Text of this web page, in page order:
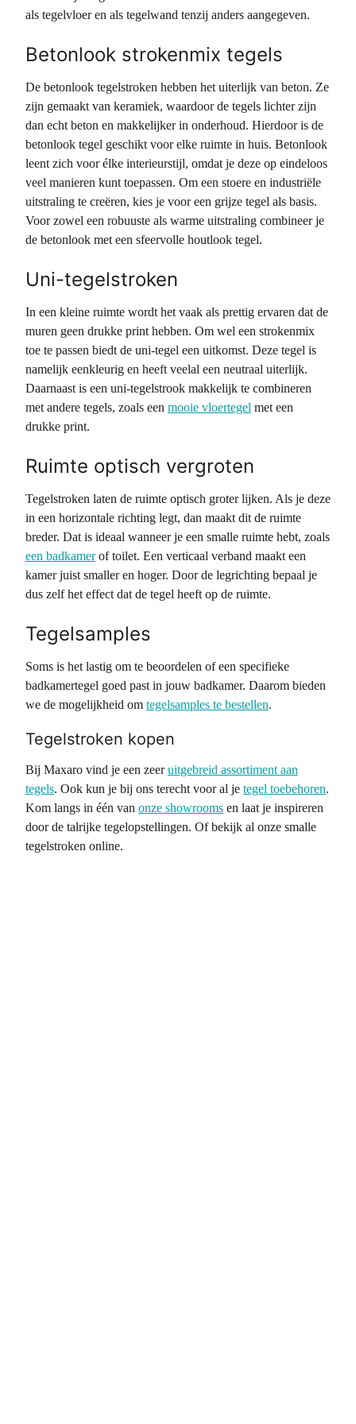
als tegelvloer en als tegelwand tenzij anders aangegeven.
Betonlook strokenmix tegels
De betonlook tegelstroken hebben het uiterlijk van beton. Ze
zijn gemaakt van keramiek, waardoor de tegels lichter zijn
dan echt beton en makkelijker in onderhoud. Hierdoor is de
betonlook tegel geschikt voor elke ruimte in huis. Betonlook
leent zich voor élke interieurstijl, omdat je deze op eindeloos
veel manieren kunt toepassen. Om een stoere en industriële
uitstraling te creëren, kies je voor een grijze tegel als basis.
Voor zowel een robuuste als warme uitstraling combineer je
de betonlook met een sfeervolle houtlook tegel.
Uni-tegelstroken
In een kleine ruimte wordt het vaak als prettig ervaren dat de
muren geen drukke print hebben. Om wel een strokenmix
toe te passen biedt de uni-tegel een uitkomst. Deze tegel is
namelijk eenkleurig en heeft veelal een neutraal uiterlijk.
Daarnaast is een uni-tegelstrook makkelijk te combineren
met andere tegels, zoals een mooie vloertegel met een
drukke print.
Ruimte optisch vergroten
Tegelstroken laten de ruimte optisch groter lijken. Als je deze
in een horizontale richting legt, dan maakt dit de ruimte
breder. Dat is ideaal wanneer je een smalle ruimte hebt, zoals
een badkamerof toilet. Een verticaal verband maakt een
kamer juist smaller en hoger. Door de legrichting bepaal je
dus zelf het effect dat de tegel heeft op de ruimte.
Tegelsamples
Soms is het lastig om te beoordelen of een specifieke
badkamertegel goed past in jouw badkamer. Daarom bieden
we de mogelijkheid om tegelsamples te bestellen.
Tegelstroken kopen
Bij Maxaro vind je een zeeruitgebreid assortiment aan
tegels. Ook kun je bij ons terecht voor al je tegel toebehoren.
Kom langs in één van onze showrooms en laat je inspireren
door de talrijke tegelopstellingen. Of bekijk al onze smalle
tegelstroken online.